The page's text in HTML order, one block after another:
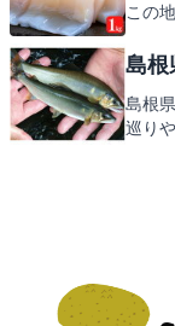
この
た後
島根
島根
巡り